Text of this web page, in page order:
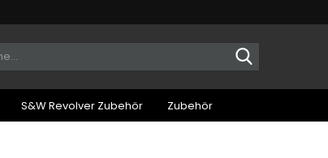
Suche...
S&W Revolver Zubehör Zubehör